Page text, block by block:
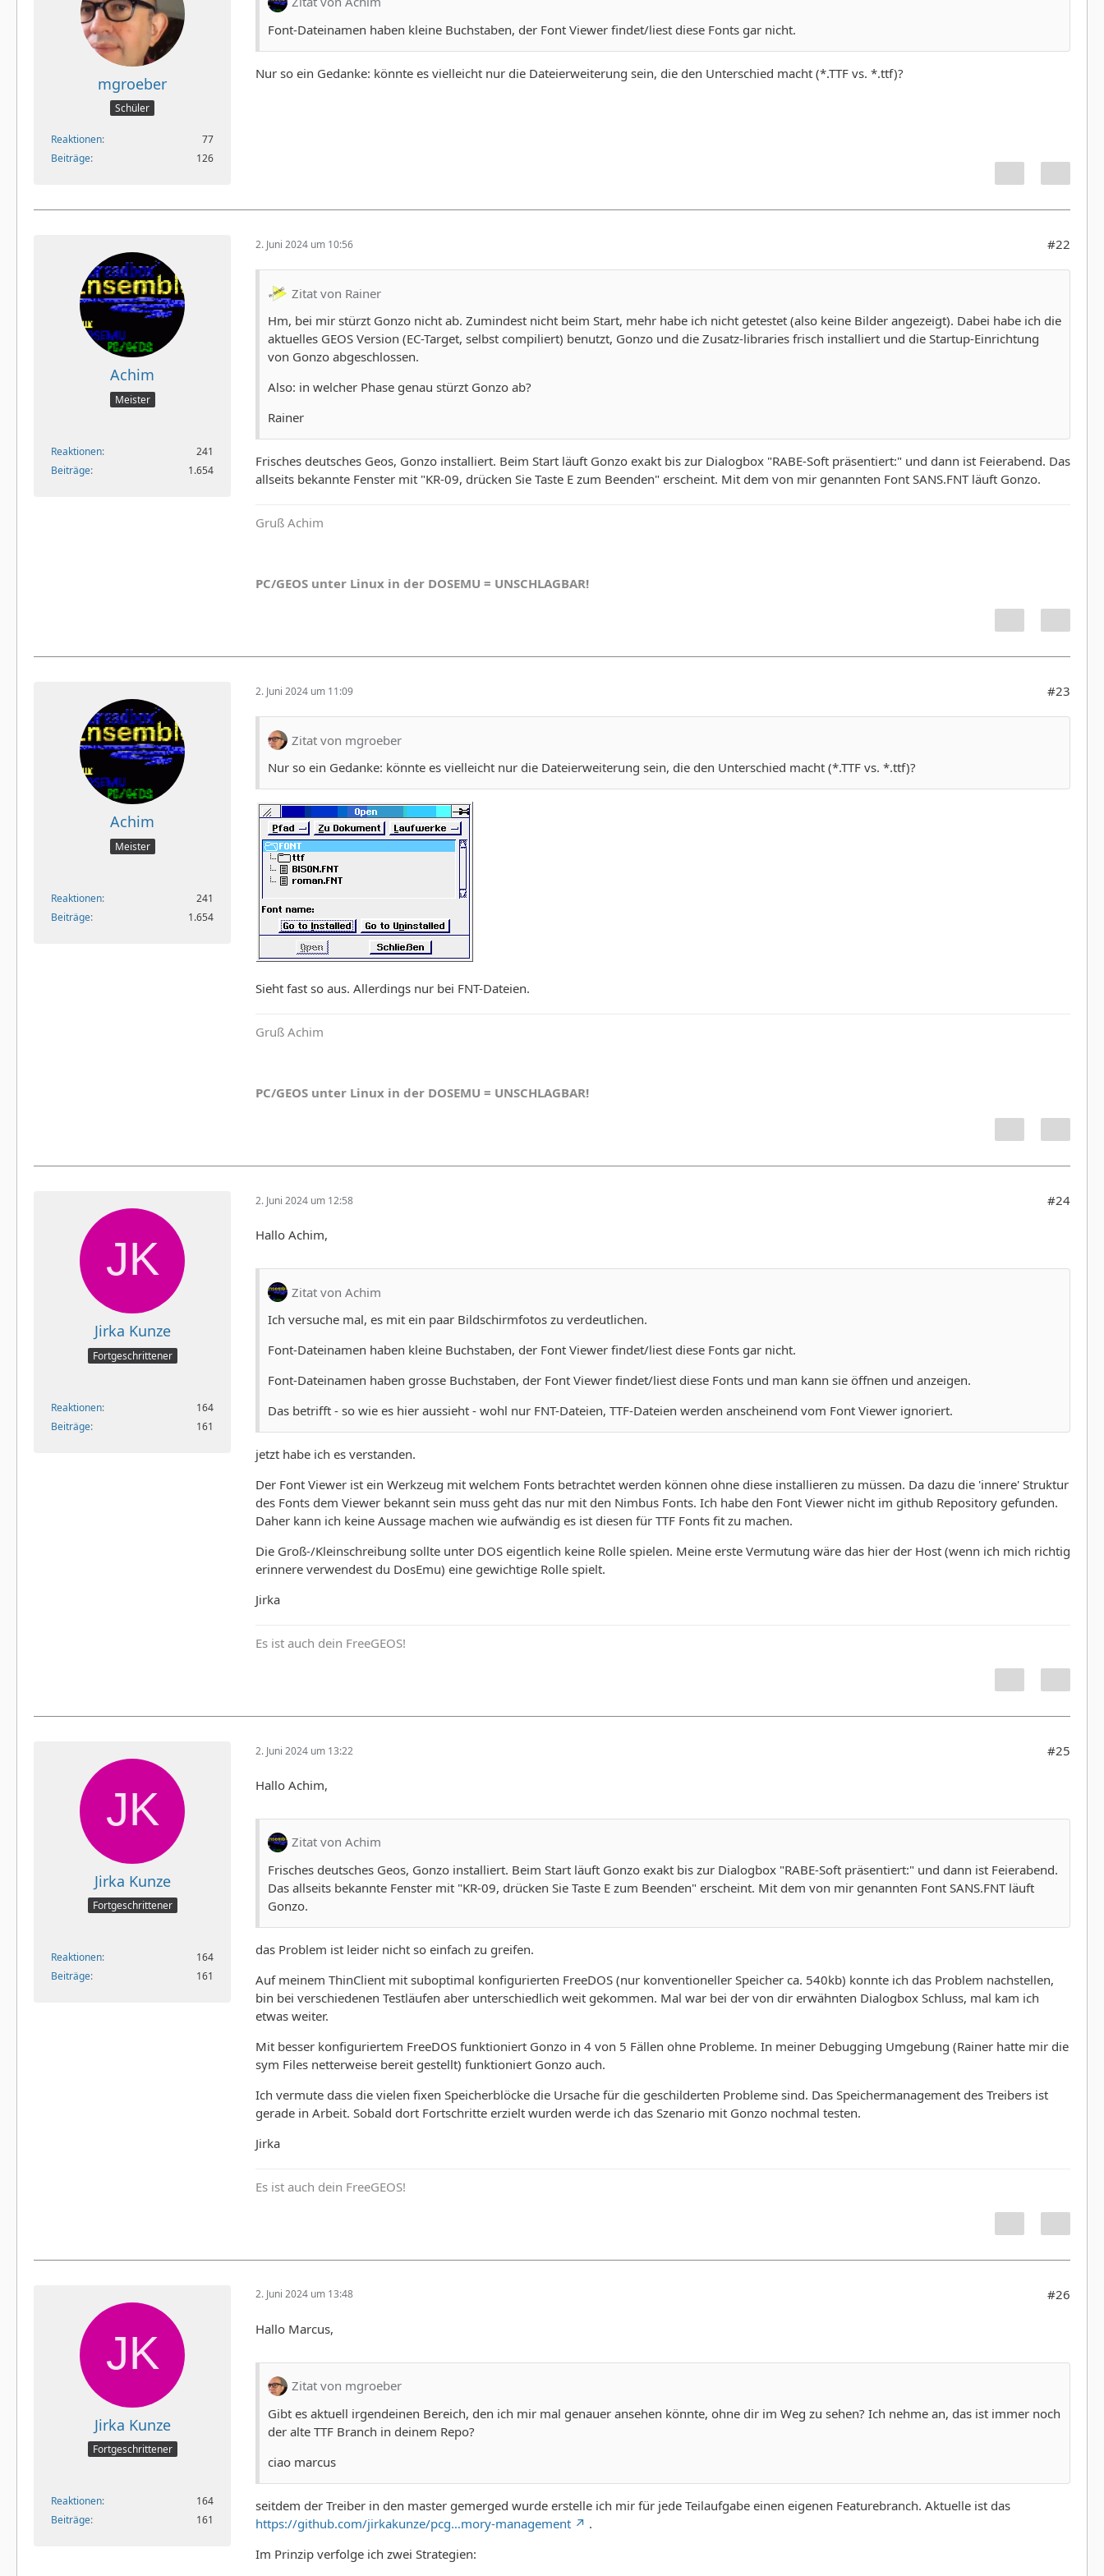
mgroeber
Schüler
Reaktionen
77
Beiträge
126
Font-Dateinamen haben kleine Buchstaben, der Font Viewer findet/liest diese Fonts gar nicht.
Nur so ein Gedanke: könnte es vielleicht nur die Dateierweiterung sein, die den Unterschied macht (*.TTF vs. *.ttf)?
Achim
Meister
Reaktionen
241
Beiträge
1.654
2. Juni 2024 um 10:56 #22
Zitat von Rainer
Hm, bei mir stürzt Gonzo nicht ab. Zumindest nicht beim Start, mehr habe ich nicht getestet (also keine Bilder angezeigt). Dabei habe ich die
aktuelles GEOS Version (EC-Target, selbst compiliert) benutzt, Gonzo und die Zusatz-libraries frisch installiert und die Startup-Einrichtung
von Gonzo abgeschlossen.
Also: in welcher Phase genau stürzt Gonzo ab?
Rainer
Frisches deutsches Geos, Gonzo installiert. Beim Start läuft Gonzo exakt bis zur Dialogbox "RABE-Soft präsentiert:" und dann ist Feierabend. Das
allseits bekannte Fenster mit "KR-09, drücken Sie Taste E zum Beenden" erscheint. Mit dem von mir genannten Font SANS.FNT läuft Gonzo.
Gruß Achim
PC/GEOS unter Linux in der DOSEMU = UNSCHLAGBAR!
Achim
Meister
Reaktionen
241
Beiträge
1.654
2. Juni 2024 um 11:09 #23
Zitat von mgroeber
Nur so ein Gedanke: könnte es vielleicht nur die Dateierweiterung sein, die den Unterschied macht (*.TTF vs. *.ttf)?
Sieht fast so aus. Allerdings nur bei FNT-Dateien.
Gruß Achim
PC/GEOS unter Linux in der DOSEMU = UNSCHLAGBAR!
Jirka Kunze
Fortgeschrittener
Reaktionen
164
Beiträge
161
2. Juni 2024 um 12:58 #24
Hallo Achim,
Zitat von Achim
Ich versuche mal, es mit ein paar Bildschirmfotos zu verdeutlichen.
Font-Dateinamen haben kleine Buchstaben, der Font Viewer findet/liest diese Fonts gar nicht.
Font-Dateinamen haben grosse Buchstaben, der Font Viewer findet/liest diese Fonts und man kann sie öffnen und anzeigen.
Das betrifft - so wie es hier aussieht - wohl nur FNT-Dateien, TTF-Dateien werden anscheinend vom Font Viewer ignoriert.
jetzt habe ich es verstanden.
Der Font Viewer ist ein Werkzeug mit welchem Fonts betrachtet werden können ohne diese installieren zu müssen. Da dazu die 'innere' Struktur
des Fonts dem Viewer bekannt sein muss geht das nur mit den Nimbus Fonts. Ich habe den Font Viewer nicht im github Repository gefunden.
Daher kann ich keine Aussage machen wie aufwändig es ist diesen für TTF Fonts fit zu machen.
Die Groß-/Kleinschreibung sollte unter DOS eigentlich keine Rolle spielen. Meine erste Vermutung wäre das hier der Host (wenn ich mich richtig
erinnere verwendest du DosEmu) eine gewichtige Rolle spielt.
Jirka
Es ist auch dein FreeGEOS!
Jirka Kunze
Fortgeschrittener
Reaktionen
164
Beiträge
161
2. Juni 2024 um 13:22 #25
Hallo Achim,
Zitat von Achim
Frisches deutsches Geos, Gonzo installiert. Beim Start läuft Gonzo exakt bis zur Dialogbox "RABE-Soft präsentiert:" und dann ist Feierabend.
Das allseits bekannte Fenster mit "KR-09, drücken Sie Taste E zum Beenden" erscheint. Mit dem von mir genannten Font SANS.FNT läuft
Gonzo.
das Problem ist leider nicht so einfach zu greifen.
Auf meinem ThinClient mit suboptimal konfigurierten FreeDOS (nur konventioneller Speicher ca. 540kb) konnte ich das Problem nachstellen,
bin bei verschiedenen Testläufen aber unterschiedlich weit gekommen. Mal war bei der von dir erwähnten Dialogbox Schluss, mal kam ich
etwas weiter.
Mit besser konfiguriertem FreeDOS funktioniert Gonzo in 4 von 5 Fällen ohne Probleme. In meiner Debugging Umgebung (Rainer hatte mir die
sym Files netterweise bereit gestellt) funktioniert Gonzo auch.
Ich vermute dass die vielen fixen Speicherblöcke die Ursache für die geschilderten Probleme sind. Das Speichermanagement des Treibers ist
gerade in Arbeit. Sobald dort Fortschritte erzielt wurden werde ich das Szenario mit Gonzo nochmal testen.
Jirka
Es ist auch dein FreeGEOS!
Jirka Kunze
Fortgeschrittener
Reaktionen
164
Beiträge
161
2. Juni 2024 um 13:48 #26
Hallo Marcus,
Zitat von mgroeber
Gibt es aktuell irgendeinen Bereich, den ich mir mal genauer ansehen könnte, ohne dir im Weg zu sehen? Ich nehme an, das ist immer noch
der alte TTF Branch in deinem Repo?
ciao marcus
seitdem der Treiber in den master gemerged wurde erstelle ich mir für jede Teilaufgabe einen eigenen Featurebranch. Aktuelle ist das
https://github.com/jirkakunze/pcg…mory-management
.
Im Prinzip verfolge ich zwei Strategien: